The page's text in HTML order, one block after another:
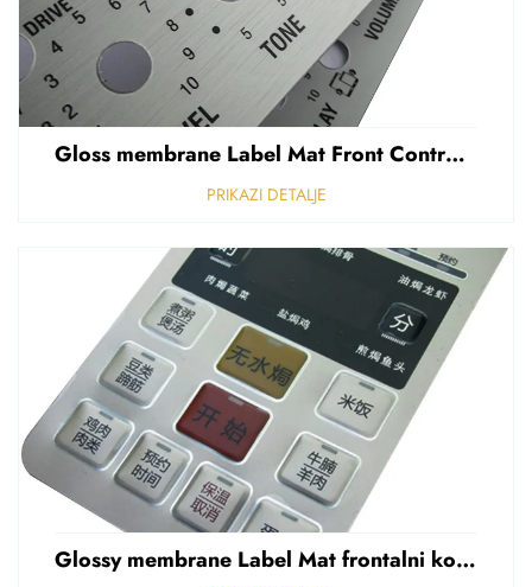
Gloss membrane Label Mat Front Control Panel Sticker Refuziran polikarbonat Grafički prekriven
PRIKAZI DETALJE
Glossy membrane Label Mat frontalni kontrolni panel Sticker Refuziran polikarbonat Grafički preklapanje